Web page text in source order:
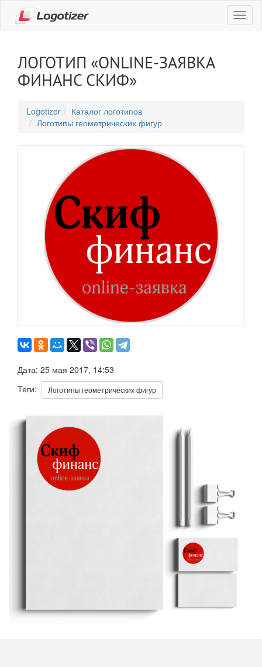
ЛОГОТИП «ONLINE-ЗАЯВКА
ФИНАНС СКИФ»
Logotizer
Каталог логотипов
Логотипы геометрических фигур
Дата: 25 мая 2017, 14:53
Теги:
Логотипы геометрических фигур